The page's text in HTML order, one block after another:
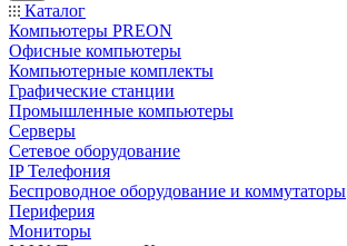
Каталог
Компьютеры PREON
Офисные компьютеры
Компьютерные комплекты
Графические станции
Промышленные компьютеры
Серверы
Сетевое оборудование
IP Телефония
Беспроводное оборудование и коммутаторы
Периферия
Мониторы